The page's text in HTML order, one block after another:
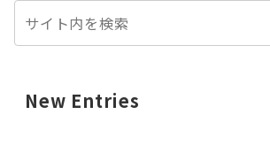
New Entries